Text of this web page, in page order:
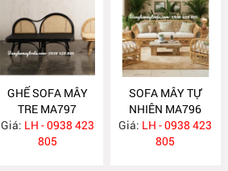
GHẾ SOFA MÂY
TRE MA797
Giá: LH - 0938 423
805
SOFA MÂY TỰ
NHIÊN MA796
Giá: LH - 0938 423
805